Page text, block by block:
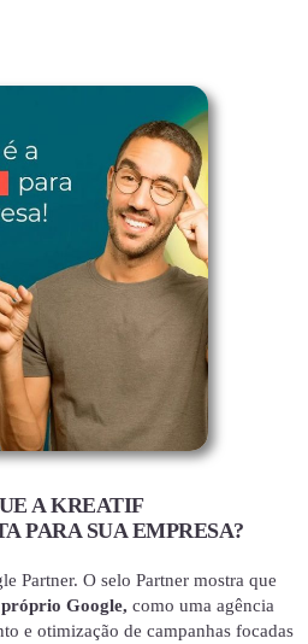
A KREATIF
PARA SUA EMPRESA?
Partner. O selo Partner mostra que
próprio Google, como uma agência
e otimização de campanhas focadas